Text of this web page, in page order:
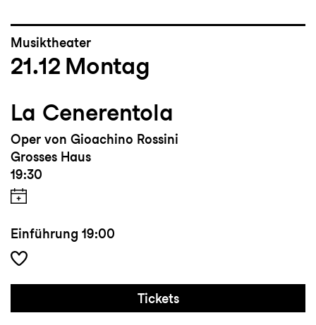
Musiktheater
21.12 Montag
La Cenerentola
Oper von Gioachino Rossini
Grosses Haus
19:30
Einführung 19:00
Tickets